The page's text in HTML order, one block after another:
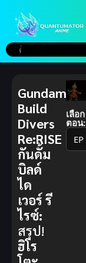
เลือก
ตอน:
Gundam
Build
Divers
Re:RISE
กันดั้ม
บิลด์
ได
เวอร์ รี
ไรซ์:
สรุป!
ฮิโร